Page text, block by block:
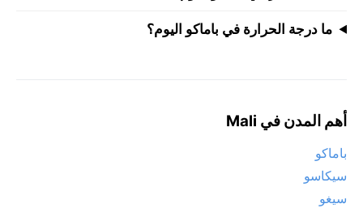
ما درجة الحرارة في باماكو اليوم؟
أهم المدن في Mali
باماكو
سيكاسو
سيغو